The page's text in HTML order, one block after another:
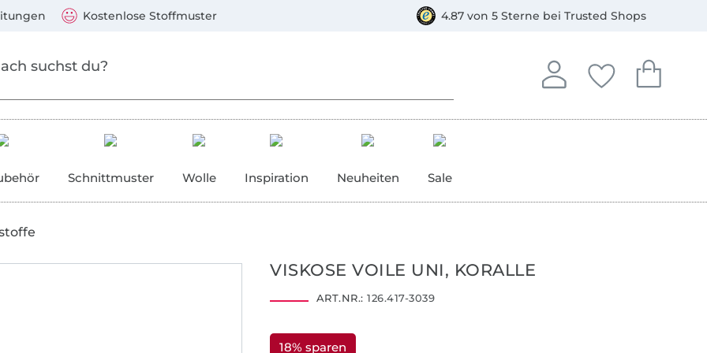
Kostenlose Stoffmuster 4.87 von 5 Sterne bei Trusted Shops
Anmelden
In deinem Konto
Deine
Du hast keine
Dein
Du hast
Schnittmuster Wolle Inspiration Neuheiten Sale
VISKOSE VOILE UNI, KORALLE
ART.NR.: 126.417-3039
18% sparen
Mastercard, PayPal, Giropay, Kauf auf Rechnung, Vorkasse